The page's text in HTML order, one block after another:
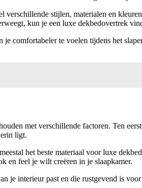
stijlen, materialen en
kun je een luxe dekbedovertrek
comfortabeler te voelen tijdens het
met verschillende factoren. Ten
ligt.
het beste materiaal voor luxe
en feel je wilt creëren in je slaapkamer.
je interieur past en die rustgevend is